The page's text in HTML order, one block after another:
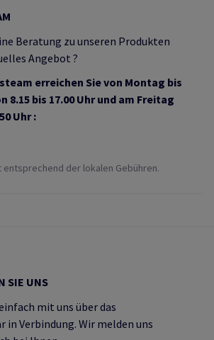
Beratung zu unseren Produkten
Angebot ?
erreichen Sie von Montag bis
8.15 bis 17.00 Uhr und am Freitag
Uhr :
der lokalen Gebühren.
SIE UNS
mit uns über das
Verbindung. Wir melden uns